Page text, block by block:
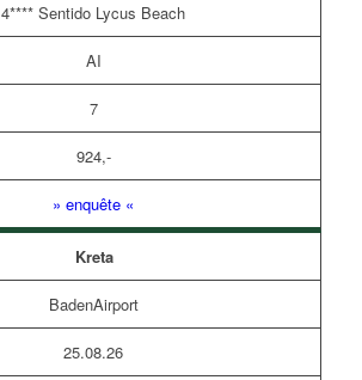
4**** Sentido Lycus Beach
AI
7
924,-
» enquête «
Kreta
BadenAirport
25.08.26